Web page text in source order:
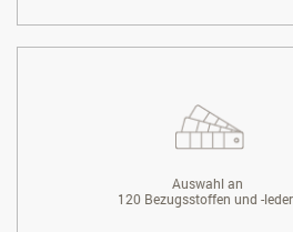
Auswahl an
120 Bezugsstoffen und -